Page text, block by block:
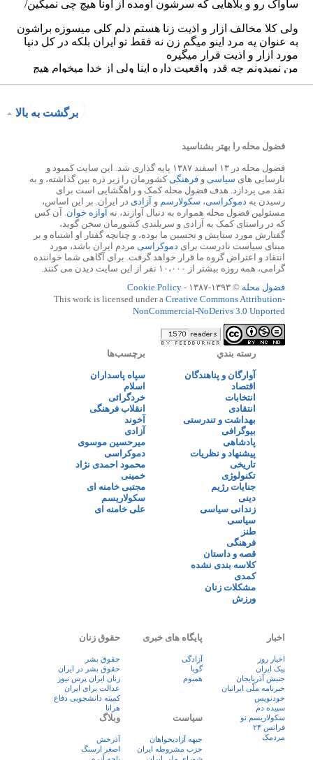
برگشت به بالا
فضول محله را بهتر بشناسید
فضول محله در ۱۳ اسفند ۱۳۸۷ پایه گذاری شد. این سایت کمبود و
نارسایی های سیاسی و فرهنگی کشورمان را زیر ذره بین گذاشته، و به
نقد می پردازد. هدف فضول محله کمک و راهگشایی است برای
رسیدن به دموکراسی، سکولارسم و آزادی در ایران. بر این اساس،
مسئولین فضول محله همواره به دنبال آوازند، نه آوازه خوان . آن کس
که در راستای کمک به آزادی و سربلندی کشورمان سخن گوید،
گفتارش مورد ستایش و تحسین ما بوده، و چنانچه گفتار او اشتباه و بر
مبنای سیاست نادرست برای دموکراسی مردم ایران باشد، مورد
انتقاد و اعتراض گروه ما قرار خواهد گرفت. برای آگاهی شما خواننده
گرامی، همه روزه بیشتر از ۱۰،۰۰۰ نفر از این سایت دیدن می کنند.
فضول محله © ۱۳۹۳-۱۳۸۷ -
Cookie Policy
This work is licensed under a Creative Commons Attribution-
NonCommercial-NoDerivs 3.0 Unported
رسته بندي
آوارگان و پناهندگان
اقتصاد
انتخابات
انتقادی
بهداشت و تندرستی
بیوگرافی
پادشاهی
پیشنهاد و نظریات
تاریخی
تکنولوژی
جنایات رژیم
دینی
زندانی سیاسی
سیاسی
طنز
فرهنگی
قصه و داستان
کلاسه بندی نشده
کمدی
مشکلات زنان
ورزش
برچسب‌ها
سپاه پاسداران
اسلام
خردگرائی
انقلاب فرهنگی
آخوند
آزادی
میرحسین موسوی
دموکراسی
محمود احمدی نژاد
خمینی
مجتبی خامنه ای
سکولاریسم
علی خامنه ای
اخبار
اخبار روز
پيک ايران
جنبش آذربایجان
خبرنامه ملّی ایرانیان
خودنویس
سپیده دم
سکولاریسم نو
فرانس ۲۴
مردمک
پایگاه های خبری
آزادگی
گویا
همبوم
حقوق زنان
حقوق بشر
حقوق بشر در ایران
زنان ايران پرس نيوز
عدالت برای ایران
کمیته دانشجویی دفاع
هرانا
سیاست
جبهه آزادیخواهان
حزب مشروطه ایران
وبلاگ
آذرخش
اصغر ارسنگ